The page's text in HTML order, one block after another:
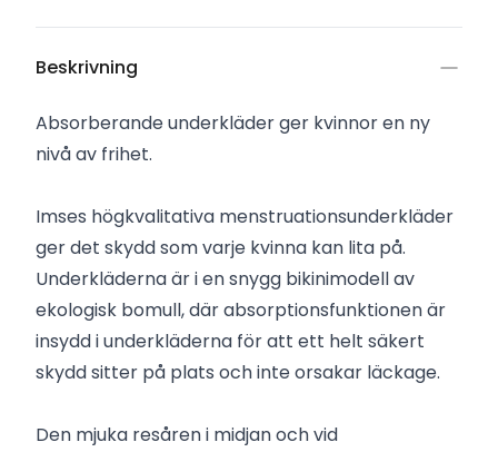
Beskrivning
Absorberande underkläder ger kvinnor en ny
nivå av frihet.
Imses högkvalitativa menstruationsunderkläder
ger det skydd som varje kvinna kan lita på.
Underkläderna är i en snygg bikinimodell av
ekologisk bomull, där absorptionsfunktionen är
insydd i underkläderna för att ett helt säkert
skydd sitter på plats och inte orsakar läckage.
Den mjuka resåren i midjan och vid